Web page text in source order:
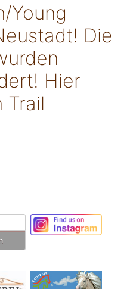
Young
Die
Hier
Trail